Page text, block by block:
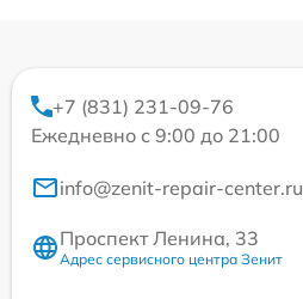
+7 (831) 231-09-76
Ежедневно с 9:00 до 21:00
info@zenit-repair-center.ru
Проспект Ленина, 33
Адрес сервисного центра Зенит